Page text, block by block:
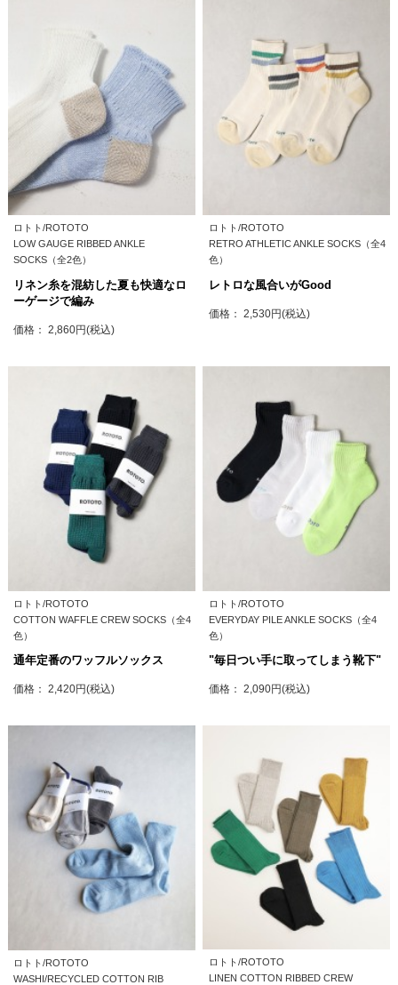
ロトト/ROTOTO
LOW GAUGE RIBBED ANKLE
SOCKS（全2色）
リネン糸を混紡した夏も快適なロ
ーゲージで編み
価格： 2,860円(税込)
ロトト/ROTOTO
RETRO ATHLETIC ANKLE SOCKS（全4
色）
レトロな風合いがGood
価格： 2,530円(税込)
ロトト/ROTOTO
COTTON WAFFLE CREW SOCKS（全4
色）
通年定番のワッフルソックス
価格： 2,420円(税込)
ロトト/ROTOTO
EVERYDAY PILE ANKLE SOCKS（全4
色）
"毎日つい手に取ってしまう靴下"
価格： 2,090円(税込)
ロトト/ROTOTO
WASHI/RECYCLED COTTON RIB
ロトト/ROTOTO
LINEN COTTON RIBBED CREW